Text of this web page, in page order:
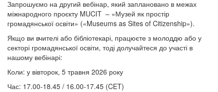
Запрошуємо на другий вебінар, який заплановано в межах
міжнародного проєкту MUCIT – «Музей як простір
громадянської освіти» («Museums as Sites of Citizenship»).
Якщо ви вчителі або бібліотекарі, працюєте з молоддю або у
секторі громадянської освіти, тоді долучайтеся до участі в
нашому вебінарі:
Коли: у вівторок, 5 травня 2026 року
Час: 17.00-18.45 / 16.00-17.45 (CET)